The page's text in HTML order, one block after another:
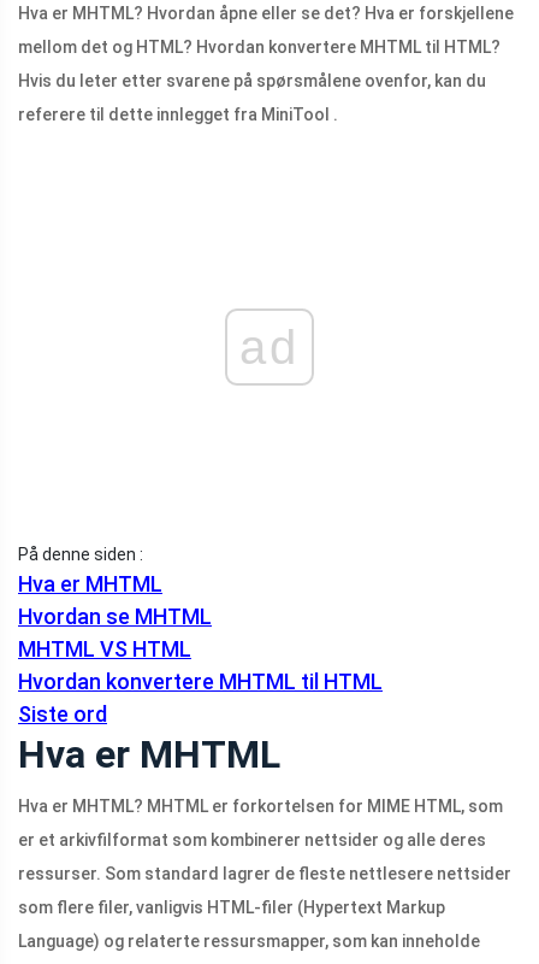
Hva er MHTML? Hvordan åpne eller se det? Hva er forskjellene
mellom det og HTML? Hvordan konvertere MHTML til HTML?
Hvis du leter etter svarene på spørsmålene ovenfor, kan du
referere til dette innlegget fra MiniTool .
ad
På denne siden :
Hva er MHTML
Hvordan se MHTML
MHTML VS HTML
Hvordan konvertere MHTML til HTML
Siste ord
Hva er MHTML
Hva er MHTML? MHTML er forkortelsen for MIME HTML, som
er et arkivfilformat som kombinerer nettsider og alle deres
ressurser. Som standard lagrer de fleste nettlesere nettsider
som flere filer, vanligvis HTML-filer (Hypertext Markup
Language) og relaterte ressursmapper, som kan inneholde